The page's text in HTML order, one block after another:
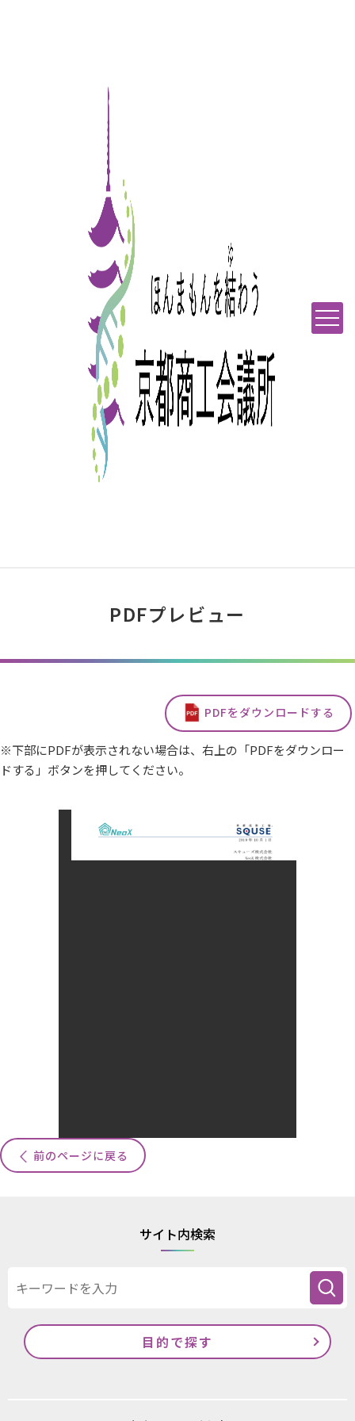
PDFプレビュー
PDFをダウンロードする
※下部にPDFが表示されない場合は、右上の「PDFをダウンロー
ドする」ボタンを押してください。
前のページに戻る
サイト内検索
目的で探す